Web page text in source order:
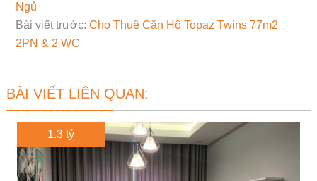
Ngủ
Bài viết trước: Cho Thuê Căn Hộ Topaz Twins 77m2
2PN & 2 WC
BÀI VIẾT LIÊN QUAN:
1.3 tỷ